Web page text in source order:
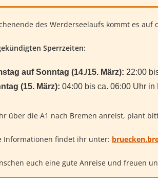
des Werderseelaufs kommt es auf
Sperrzeiten:
auf Sonntag (14./15. März): 22:00
(15. März): 04:00 bis ca. 06:00 Uhr
über die A1 nach Bremen anreist, plant
Informationen findet ihr unter:
euch eine gute Anreise und freuen